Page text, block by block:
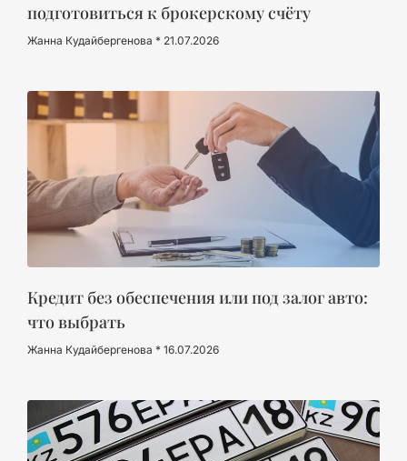
подготовиться к брокерскому счёту
Жанна Кудайбергенова 21.07.2026
Кредит без обеспечения или под залог авто:
что выбрать
Жанна Кудайбергенова 16.07.2026